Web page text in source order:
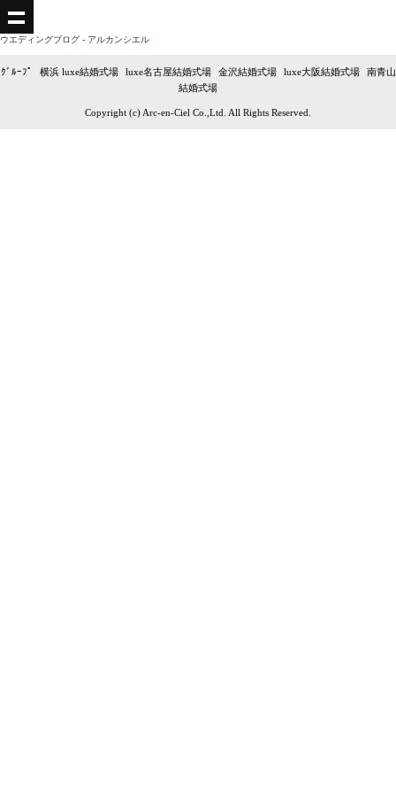
ウエディングブログ - アルカンシエル
ｸﾞﾙｰﾌﾟ 横浜 luxe結婚式場| luxe名古屋結婚式場 金沢結婚式場| luxe大阪結婚式場| 南青山
結婚式場
Copyright (c) Arc-en-Ciel Co.,Ltd. All Rights Reserved.